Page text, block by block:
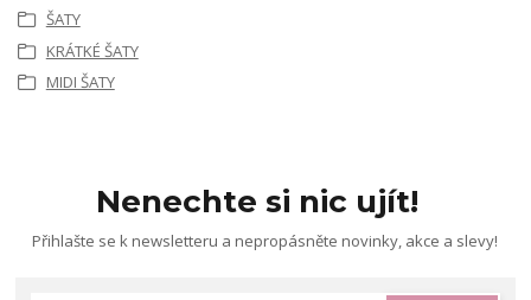
ŠATY
KRÁTKÉ ŠATY
MIDI ŠATY
Nenechte si nic ujít!
Přihlašte se k newsletteru a nepropásněte novinky, akce a slevy!